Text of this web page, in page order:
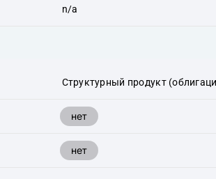
n/a
Структурный продукт
нет
нет